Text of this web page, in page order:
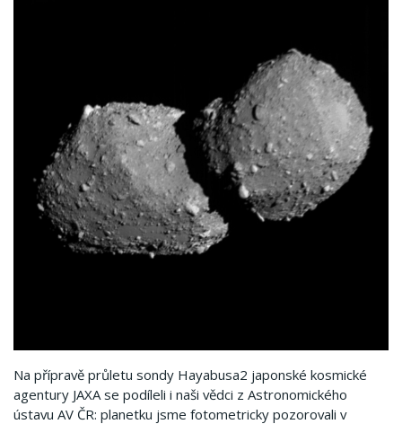
Na přípravě průletu sondy Hayabusa2 japonské kosmické
agentury JAXA se podíleli i naši vědci z Astronomického
ústavu AV ČR: planetku jsme fotometricky pozorovali v